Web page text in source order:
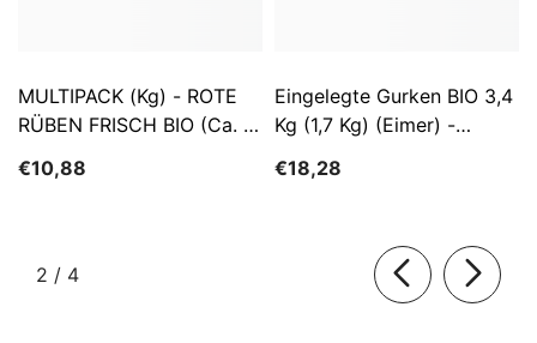
MULTIPACK (kg) - ROTE
RÜBEN FRISCH BIO (ca. 5
€10,88
Eingelegte Gurken BIO 3,4
Kg (1,7 Kg) (Eimer) -
€18,28
2 / von
4